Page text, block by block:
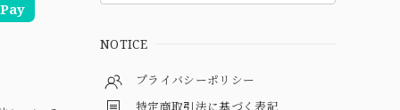
NOTICE
プライバシーポリシー
特定商取引法に基づく表記